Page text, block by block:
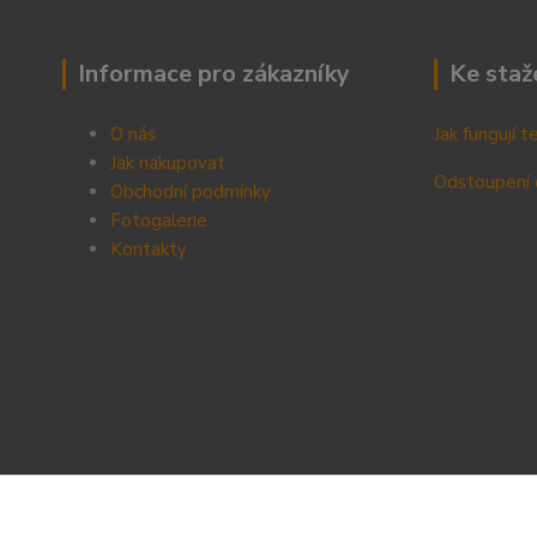
Informace pro zákazníky
O nás
Jak nakupovat
Obchodní podmínky
Fotogalerie
Kontakty
Ke
Jak fungují
Odstoupení